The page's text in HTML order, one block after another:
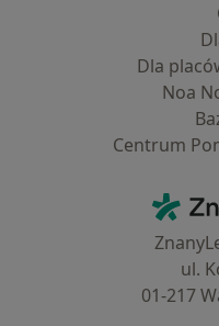
Dla
Noa
Centrum
ul.
01-217